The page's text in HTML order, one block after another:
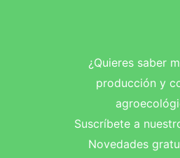
¿Quieres saber
producción y
Suscríbete a
Novedades